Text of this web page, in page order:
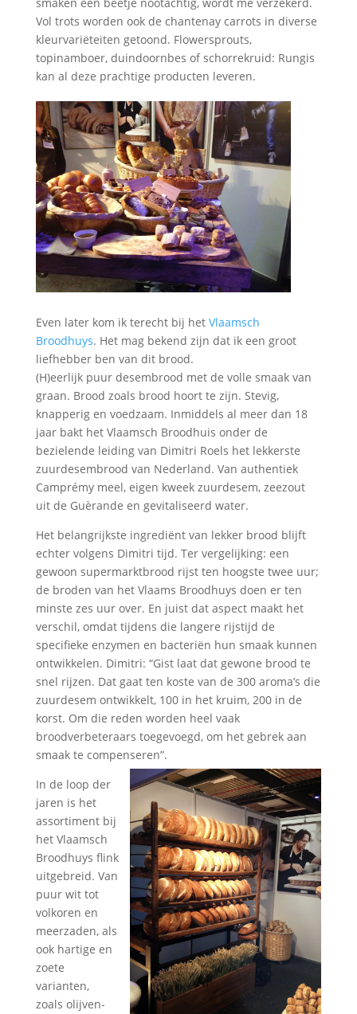
Vol trots worden ook de chantenay carrots in diverse
kleurvariëteiten getoond. Flowersprouts,
topinamboer, duindoornbes of schorrekruid: Rungis
kan al deze prachtige producten leveren.
Even later kom ik terecht bij het Vlaamsch
Broodhuys. Het mag bekend zijn dat ik een groot
liefhebber ben van dit brood.
(H)eerlijk puur desembrood met de volle smaak van
graan. Brood zoals brood hoort te zijn. Stevig,
knapperig en voedzaam. Inmiddels al meer dan 18
jaar bakt het Vlaamsch Broodhuis onder de
bezielende leiding van Dimitri Roels het lekkerste
zuurdesembrood van Nederland. Van authentiek
Camprémy meel, eigen kweek zuurdesem, zeezout
uit de Guèrande en gevitaliseerd water.
Het belangrijkste ingrediënt van lekker brood blijft
echter volgens Dimitri tijd. Ter vergelijking: een
gewoon supermarktbrood rijst ten hoogste twee uur;
de broden van het Vlaams Broodhuys doen er ten
minste zes uur over. En juist dat aspect maakt het
verschil, omdat tijdens die langere rijstijd de
specifieke enzymen en bacteriën hun smaak kunnen
ontwikkelen. Dimitri: “Gist laat dat gewone brood te
snel rijzen. Dat gaat ten koste van de 300 aroma’s die
zuurdesem ontwikkelt, 100 in het kruim, 200 in de
korst. Om die reden worden heel vaak
broodverbeteraars toegevoegd, om het gebrek aan
smaak te compenseren”.
In de loop der
jaren is het
assortiment bij
het Vlaamsch
Broodhuys flink
uitgebreid. Van
puur wit tot
volkoren en
meerzaden, als
ook hartige en
zoete
varianten,
zoals olijven-